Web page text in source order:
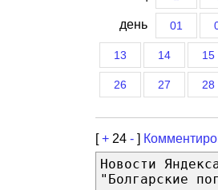
день 01
13 14 15
26 27 28
[+ 24 - ]
Новости
"Болгарские